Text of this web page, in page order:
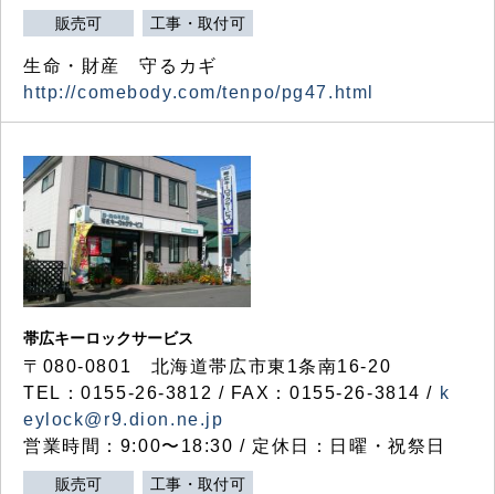
販売可 工事・取付可
生命・財産 守るカギ
http://comebody.com/tenpo/pg47.html
帯広キーロックサービス
〒080-0801 北海道帯広市東1条南16-20
TEL：0155-26-3812 / FAX：0155-26-3814 / k
eylock@r9.dion.ne.jp
営業時間：9:00〜18:30 / 定休日：日曜・祝祭日
販売可 工事・取付可